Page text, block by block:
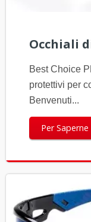
Occhiali
Best Choice
protettivi per
Benvenuti...
Per Saperne